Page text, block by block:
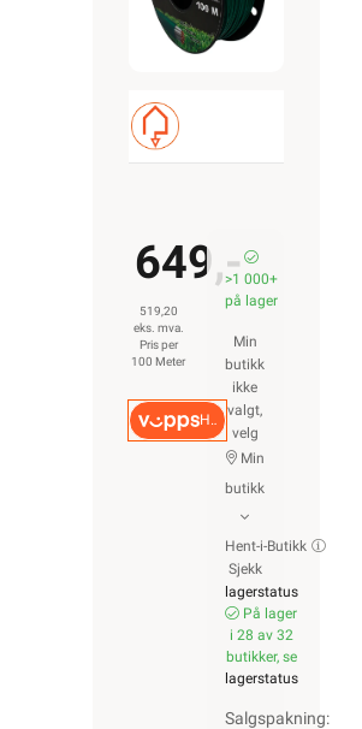
649,-
519,20
eks. mva.
Pris per
100 Meter
Hurtigkasse
>1 000+
på lager
Min
butikk
ikke
valgt,
velg
Min
butikk
Hent-i-Butikk
Sjekk
lagerstatus
På lager
i 28 av 32
butikker, se
lagerstatus
Salgspakning: